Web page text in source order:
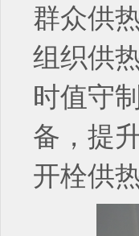
群众供
组织供
时值守
备，提
开栓供